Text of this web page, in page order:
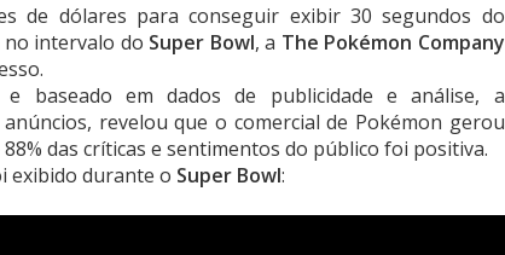
de dólares para conseguir exibir 30 segundos do
no intervalo do Super Bowl, a The Pokémon Company
e baseado em dados de publicidade e análise, a
revelou que o comercial de Pokémon gerou
das críticas e sentimentos do público foi positiva.
exibido durante o Super Bowl: